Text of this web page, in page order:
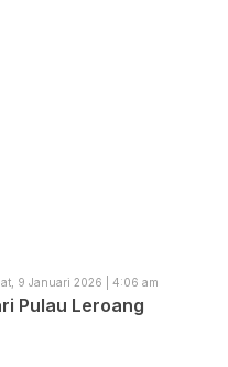
9 Januari 2026 | 4:06 am
Pulau Leroang